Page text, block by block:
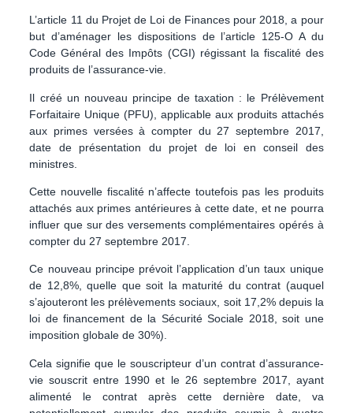
L’article 11 du Projet de Loi de Finances pour 2018, a pour
but d’aménager les dispositions de l’article 125-O A du
Code Général des Impôts (CGI) régissant la fiscalité des
produits de l’assurance-vie.
Il créé un nouveau principe de taxation : le Prélèvement
Forfaitaire Unique (PFU) , applicable aux produits attachés
aux primes versées à compter du 27 septembre 2017,
date de présentation du projet de loi en conseil des
ministres.
Cette nouvelle fiscalité n’affecte toutefois pas les produits
attachés aux primes antérieures à cette date, et ne pourra
influer que sur des versements complémentaires opérés à
compter du 27 septembre 2017.
Ce nouveau principe prévoit l’application d’un taux unique
de 12,8%, quelle que soit la maturité du contrat (auquel
s’ajouteront les prélèvements sociaux, soit 17,2% depuis la
loi de financement de la Sécurité Sociale 2018,soit une
imposition globale de 30%).
Cela signifie que le souscripteur d’un contrat d’assurance-
vie souscrit entre 1990 et le 26 septembre 2017, ayant
alimenté le contrat après cette dernière date, va